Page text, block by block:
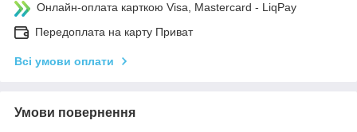
Онлайн-оплата карткою Visa, Mastercard - LiqPay
Передоплата на карту Приват
Всі умови оплати
Умови повернення